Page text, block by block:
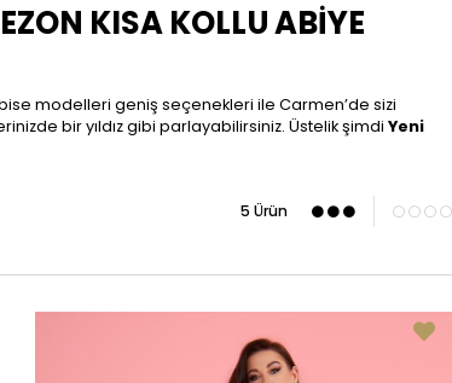
KISA KOLLU ABIYE
modelleri geniş seçenekleri ile Carmen’de sizi
bir yıldız gibi parlayabilirsiniz. Üstelik şimdi Yeni
5 Ürün